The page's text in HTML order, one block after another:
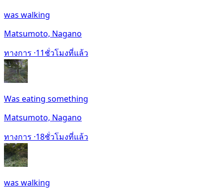
was walking
Matsumoto, Nagano
ทางการ ·11ชั่วโมงที่แล้ว
Was eating something
Matsumoto, Nagano
ทางการ ·18ชั่วโมงที่แล้ว
was walking